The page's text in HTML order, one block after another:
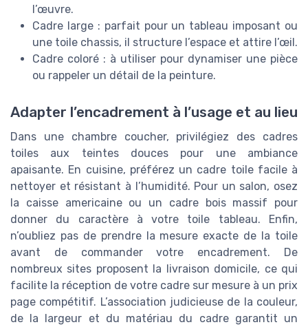
l’œuvre.
Cadre large : parfait pour un tableau imposant ou
une toile chassis, il structure l’espace et attire l’œil.
Cadre coloré : à utiliser pour dynamiser une pièce
ou rappeler un détail de la peinture.
Adapter l’encadrement à l’usage et au lieu
Dans une chambre coucher, privilégiez des cadres
toiles aux teintes douces pour une ambiance
apaisante. En cuisine, préférez un cadre toile facile à
nettoyer et résistant à l’humidité. Pour un salon, osez
la caisse americaine ou un cadre bois massif pour
donner du caractère à votre toile tableau. Enfin,
n’oubliez pas de prendre la mesure exacte de la toile
avant de commander votre encadrement. De
nombreux sites proposent la livraison domicile, ce qui
facilite la réception de votre cadre sur mesure à un prix
page compétitif. L’association judicieuse de la couleur,
de la largeur et du matériau du cadre garantit un